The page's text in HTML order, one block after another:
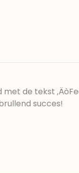
de tekst
succes!